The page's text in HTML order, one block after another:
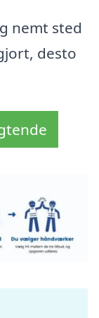
nemt sted
desto